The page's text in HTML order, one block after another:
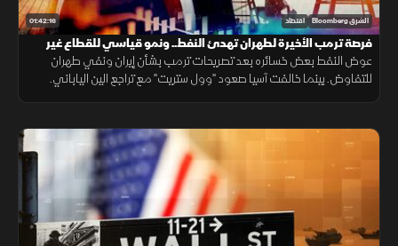
01:42:16 الشرق Bloomberg اقتصاد
فرصة ترمب الأخيرة لطهران تهدئ النفط.. ونمو قياسي للقطاع غير
النفطي السعودي
عوض النفط بعض خسائره بعد تصريحات ترمب بشأن إيران ونفي طهران
للتفاوض. بينما خالفت آسيا صعود "وول ستريت" مع تراجع الين الياباني.